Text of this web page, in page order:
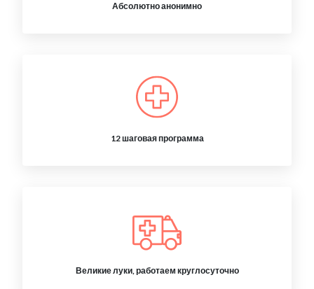
Абсолютно анонимно
12 шаговая программа
Великие луки, работаем круглосуточно